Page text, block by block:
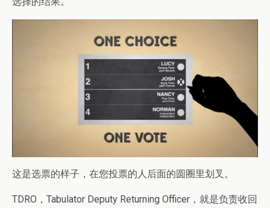
这是选票的样子，在您投票的人后面的圆圈里划叉。
TDRO，Tabulator Deputy Returning Officer，就是负责收回